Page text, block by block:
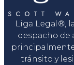
Liga Legal®,
despacho de
tránsito y